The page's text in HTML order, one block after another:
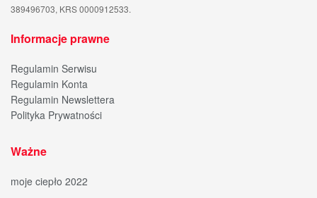
389496703, KRS 0000912533.
Informacje prawne
Regulamin Serwisu
Regulamin Konta
Regulamin Newslettera
Polityka Prywatności
Ważne
moje ciepło 2022